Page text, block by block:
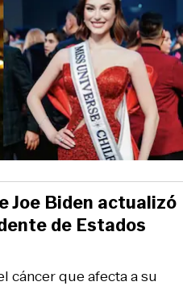
cáncer que afecta a su
Joe Biden actualizó
de Estados